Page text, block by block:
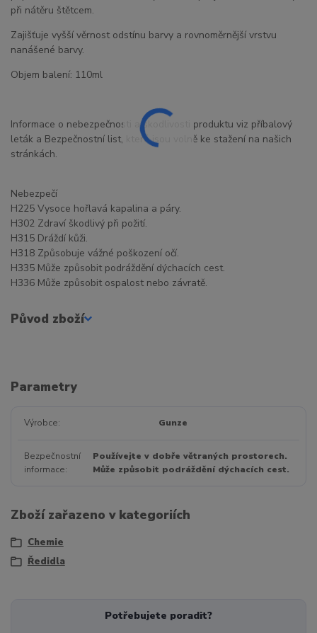
při nátěru štětcem.
Zajišťuje vyšší věrnost odstínu barvy a rovnoměrnější vrstvu
nanášené barvy.
Objem balení: 110ml
Informace o nebezpečnosti a škodlivosti produktu viz příbalový
leták a Bezpečnostní list, které jsou volně ke stažení na našich
stránkách.
Nebezpečí
H225 Vysoce hořlavá kapalina a páry.
H302 Zdraví škodlivý při požití.
H315 Dráždí kůži.
H318 Způsobuje vážné poškození očí.
H335 Může způsobit podráždění dýchacích cest.
H336 Může způsobit ospalost nebo závratě.
Původ zboží
Parametry
Výrobce Gunze
Bezpečnostní
informace
Používejte v dobře větraných prostorech.
Může způsobit podráždění dýchacích cest.
Zboží zařazeno v kategoriích
Chemie
Ředidla
Potřebujete poradit?